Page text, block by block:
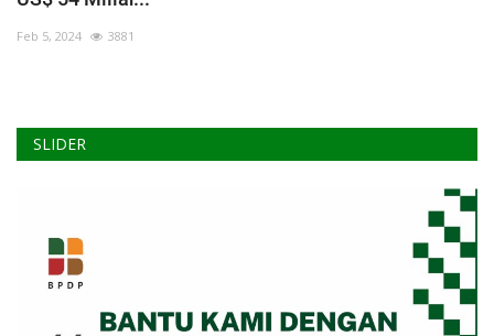
Pengumuman
Hubungi Kami
Indonesia
Feb 5, 2024 3881
SLIDER